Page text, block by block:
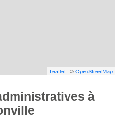
Leaflet | ©OpenStreetMap
à